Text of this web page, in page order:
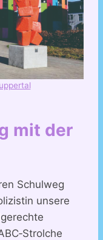
mit der
Schulweg
unsere